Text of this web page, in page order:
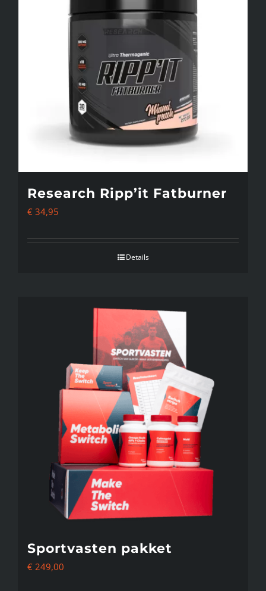
Research Ripp’it Fatburner
€ 34,95
Details
Sportvasten pakket
€ 249,00